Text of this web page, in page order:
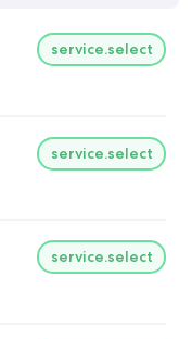
service.select
service.select
service.select